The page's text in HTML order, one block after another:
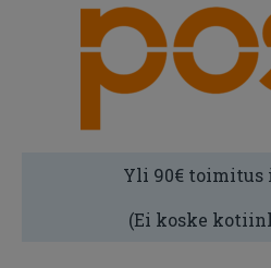
Yli 90€ toimitus
(Ei koske